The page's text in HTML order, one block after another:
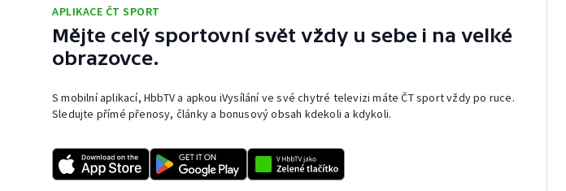
APLIKACE ČT SPORT
Mějte celý sportovní svět vždy u sebe i na velké
obrazovce.
S mobilní aplikací, HbbTV a apkou iVysílání ve své chytré televizi máte ČT sport vždy po ruce.
Sledujte přímé přenosy, články a bonusový obsah kdekoli a kdykoli.